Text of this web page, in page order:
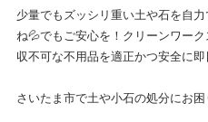
少量でもズッシリ重い土や石を自
ね💦でもご安心を！クリーンワー
収不可な不用品を適正かつ安全に
さいたま市で土や小石の処分に